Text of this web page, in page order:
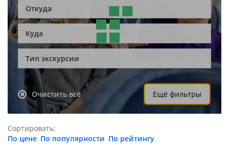
Откуда
Куда
Тип экскурсии
Очистить всё Ещё фильтры
Сортировать:
По цене По популярности По рейтингу